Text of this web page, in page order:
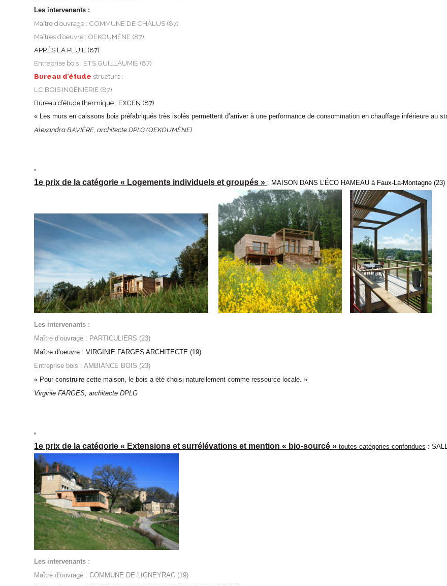
Les intervenants :
Maître d’ouvrage : COMMUNE DE CHÂLUS (87)
Maîtres d’oeuvre : OEKOUMÈNE (87),
APRÈS LA PLUIE (87)
Entreprise bois : ETS GUILLAUMIE (87)
Bureau d’étude structure :
LC BOIS INGÉNIERIE (87)
Bureau d’étude thermique : EXCEN (87)
« Les murs en caissons bois préfabriqués très isolés per­mettent d’arriver à une performance de consommation en chauffage inférieure au
Alexandra BAVIÈRE, architecte DPLG (OEKOUMÈNE)
1e prix de la catégorie « Logements individuels et groupés » : MAISON DANS L’ÉCO HAMEAU à Faux-La-Montagne (23)
Les intervenants :
Maître d’ouvrage : PARTICULIERS (23)
Maître d’oeuvre : VIRGINIE FARGES ARCHITECTE (19)
Entreprise bois : AMBIANCE BOIS (23)
« Pour construire cette maison, le bois a été choisi natu­rellement comme ressource locale. »
Virginie FARGES, architecte DPLG
1e prix de la catégorie « Extensions et surrélévations et mention « bio-sourcé » toutes catégories confondues :
Les intervenants :
Maître d’ouvrage : COMMUNE DE LIGNEYRAC (19)